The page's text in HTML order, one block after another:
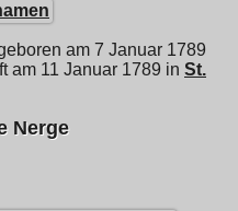
am 7 Januar 1789
am 11 Januar 1789 in St.
Nerge